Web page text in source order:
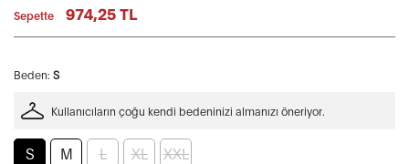
Sepette 974,25 TL
Beden: S
Kullanıcıların çoğu kendi bedeninizi almanızı öneriyor.
S M L XL XXL